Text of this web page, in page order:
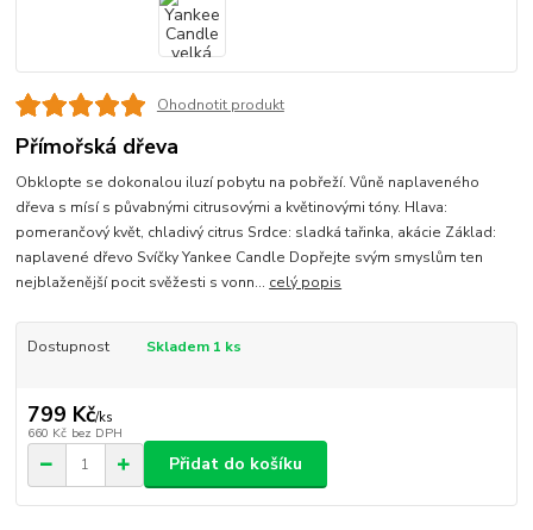
Ohodnotit produkt
Přímořská dřeva
Obklopte se dokonalou iluzí pobytu na pobřeží. Vůně naplaveného
dřeva s mísí s půvabnými citrusovými a květinovými tóny. Hlava:
pomerančový květ, chladivý citrus Srdce: sladká tařinka, akácie Základ:
naplavené dřevo Svíčky Yankee Candle Dopřejte svým smyslům ten
nejblaženější pocit svěžesti s vonn... celý popis
Dostupnost Skladem 1 ks
799 Kč/ks
660 Kč bez DPH
Přidat do košíku